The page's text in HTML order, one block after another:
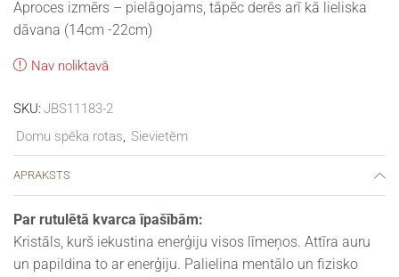
Aproces izmērs – pielāgojams, tāpēc derēs arī kā lieliska
dāvana (14cm -22cm)
Nav noliktavā
SKU: JBS11183-2
Domu spēka rotas, Sievietēm
APRAKSTS
Par rutulētā kvarca īpašībām:
Kristāls, kurš iekustina enerģiju visos līmeņos. Attīra auru
un papildina to ar enerģiju. Palielina mentālo un fizisko